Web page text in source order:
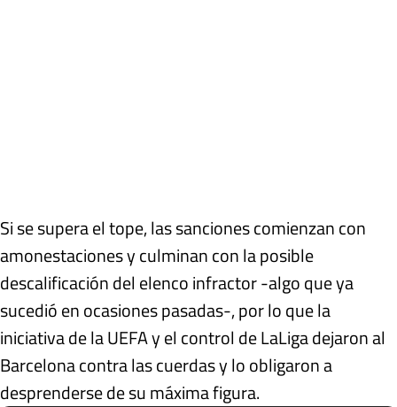
Si se supera el tope, las sanciones comienzan con
amonestaciones y culminan con la posible
descalificación del elenco infractor -algo que ya
sucedió en ocasiones pasadas-, por lo que la
iniciativa de la UEFA y el control de LaLiga dejaron al
Barcelona contra las cuerdas y lo obligaron a
desprenderse de su máxima figura.